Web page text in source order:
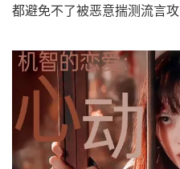
都避免不了被恶意揣测流言